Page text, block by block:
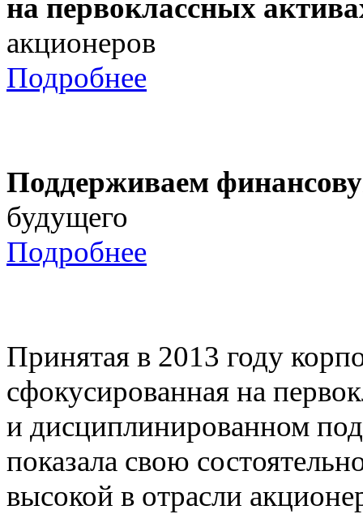
на первоклассных
акционеров
Подробнее
Поддерживаем
будущего
Подробнее
Принятая в 2013 году
сфокусированная на
и дисциплинированном
показала свою
высокой в отрасли